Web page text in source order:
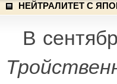
НЕЙТРАЛИТЕТ С
В